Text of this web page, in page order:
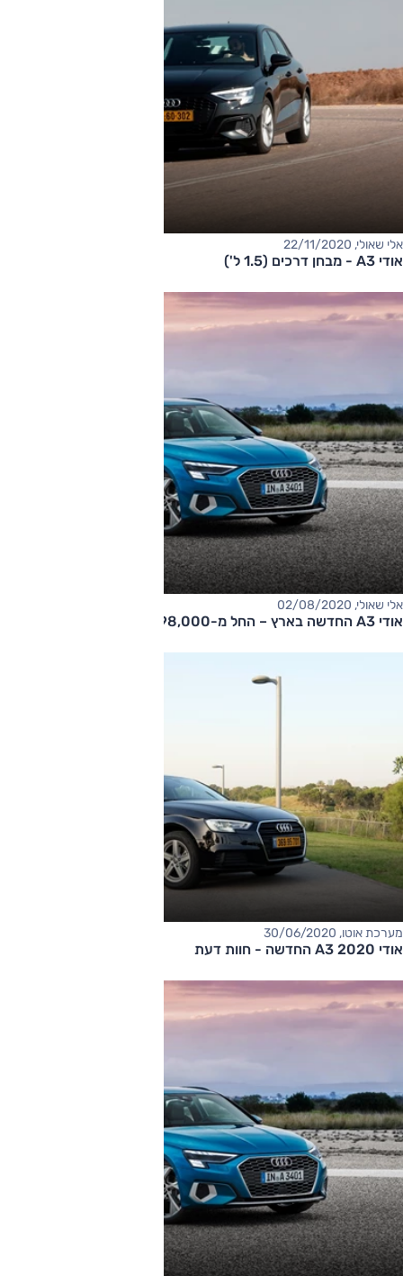
אלי שאולי, 22/11/2020
אודי A3 - מבחן דרכים (1.5 ל')
אלי שאולי, 02/08/2020
אודי A3 החדשה בארץ – החל מ-198,000 שקלים
מערכת אוטו, 30/06/2020
אודי A3 2020 החדשה - חוות דעת